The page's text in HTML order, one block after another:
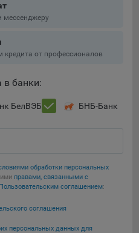
для определения целевой
веб-аналитических
на сервере Общества и не
cookie не позволяет
сайта, в том числе
страницы и принимать
сайта исходя из
изменения
мессенджеру
кредита от профессионалов
в банки:
БелВЭБ БНБ-Банк
обработки персональных
правами, связанными с
Пользовательским соглашением:
соглашения
персональных данных для